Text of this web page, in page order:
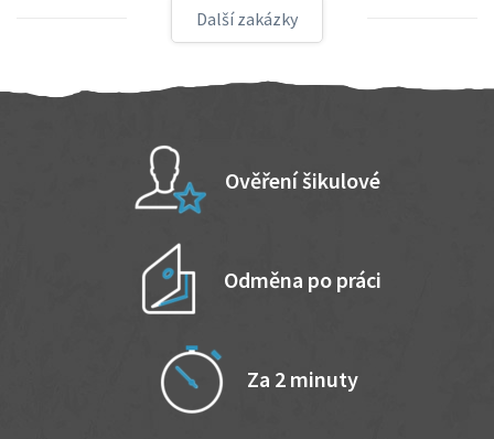
Další zakázky
Ověření šikulové
Odměna po práci
Za 2 minuty